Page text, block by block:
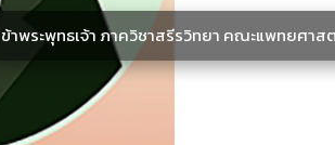
ข้าพระพุทธเจ้า ภาควิชาสรีรวิทยา คณะแพทยศา